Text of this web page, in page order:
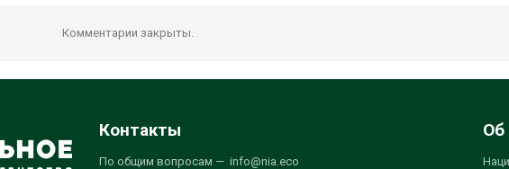
Комментарии закрыты.
Контакты
По общим вопросам — info@nia.eco
Об